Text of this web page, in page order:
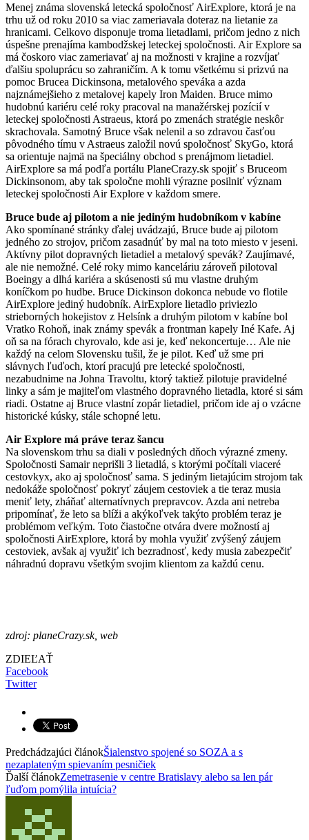
Menej známa slovenská letecká spoločnosť AirExplore, ktorá je na
trhu už od roku 2010 sa viac zameriavala doteraz na lietanie za
hranicami. Celkovo disponuje troma lietadlami, pričom jedno z nich
úspešne prenajíma kambodžskej leteckej spoločnosti. Air Explore sa
má čoskoro viac zameriavať aj na možnosti v krajine a rozvíjať
ďalšiu spoluprácu so zahraničím. A k tomu všetkému si prizvú na
pomoc Brucea Dickinsona, metalového speváka a azda
najznámejšieho z metalovej kapely Iron Maiden. Bruce mimo
hudobnú kariéru celé roky pracoval na manažérskej pozícií v
leteckej spoločnosti Astraeus, ktorá po zmenách stratégie neskôr
skrachovala. Samotný Bruce však nelenil a so zdravou časťou
pôvodného tímu v Astraeus založil novú spoločnosť SkyGo, ktorá
sa orientuje najmä na špeciálny obchod s prenájmom lietadiel.
AirExplore sa má podľa portálu PlaneCrazy.sk spojiť s Bruceom
Dickinsonom, aby tak spoločne mohli výrazne posilniť význam
leteckej spoločnosti Air Explore v každom smere.
Bruce bude aj pilotom a nie jediným hudobníkom v kabíne
Ako spomínané stránky ďalej uvádzajú, Bruce bude aj pilotom
jedného zo strojov, pričom zasadnúť by mal na toto miesto v jeseni.
Aktívny pilot dopravných lietadiel a metalový spevák? Zaujímavé,
ale nie nemožné. Celé roky mimo kanceláriu zároveň pilotoval
Boeingy a dlhá kariéra a skúsenosti sú mu vlastne druhým
koníčkom po hudbe. Bruce Dickinson dokonca nebude vo flotile
AirExplore jediný hudobník. AirExplore lietadlo priviezlo
strieborných hokejistov z Helsínk a druhým pilotom v kabíne bol
Vratko Rohoň, inak známy spevák a frontman kapely Iné Kafe. Aj
oň sa na fórach chyrovalo, kde asi je, keď nekoncertuje… Ale nie
každý na celom Slovensku tušil, že je pilot. Keď už sme pri
slávnych ľuďoch, ktorí pracujú pre letecké spoločnosti,
nezabudnime na Johna Travoltu, ktorý taktiež pilotuje pravidelné
linky a sám je majiteľom vlastného dopravného lietadla, ktoré si sám
riadi. Ostatne aj Bruce vlastní zopár lietadiel, pričom ide aj o vzácne
historické kúsky, stále schopné letu.
Air Explore má práve teraz šancu
Na slovenskom trhu sa diali v posledných dňoch výrazné zmeny.
Spoločnosti Samair neprišli 3 lietadlá, s ktorými počítali viaceré
cestovkyx, ako aj spoločnosť sama. S jediným lietajúcim strojom tak
nedokáže spoločnosť pokryť záujem cestoviek a tie teraz musia
meniť lety, zháňať alternatívnych prepravcov. Azda ani netreba
pripomínať, že leto sa blíži a akýkoľvek takýto problém teraz je
problémom veľkým. Toto čiastočne otvára dvere možností aj
spoločnosti AirExplore, ktorá by mohla využiť zvýšený záujem
cestoviek, avšak aj využiť ich bezradnosť, kedy musia zabezpečiť
náhradnú dopravu všetkým svojim klientom za každú cenu.
zdroj: planeCrazy.sk, web
ZDIEĽAŤ
Facebook
Twitter
Predchádzajúci článokŠialenstvo spojené so SOZA a s
nezaplateným spievaním pesničiek
Ďalší článokZemetrasenie v centre Bratislavy alebo sa len pár
ľuďom pomýlila intuícia?